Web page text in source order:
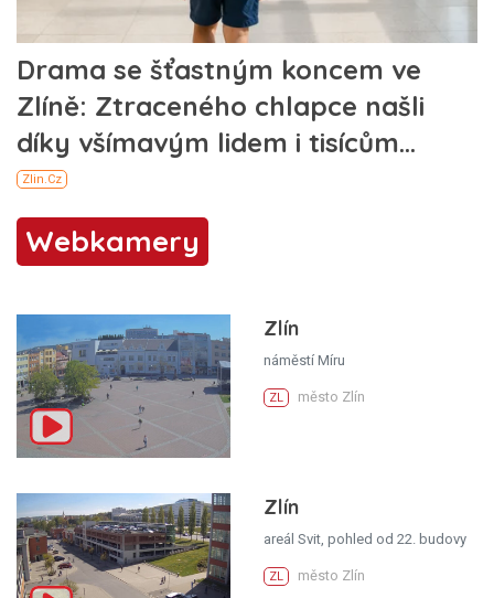
Webkamery
Zlín
náměstí Míru
ZL město Zlín
Zlín
areál Svit, pohled od 22. budovy
ZL město Zlín